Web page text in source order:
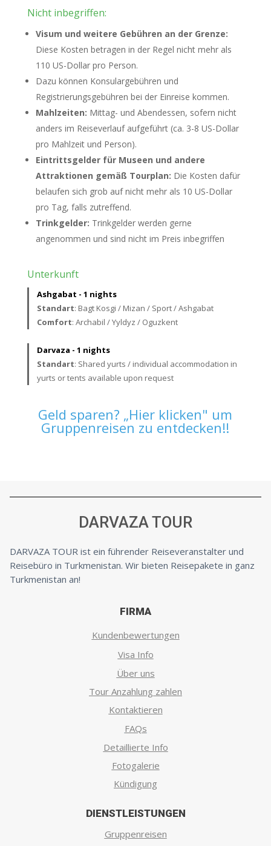
Nicht inbegriffen:
Visum und weitere Gebühren an der Grenze:
Diese Kosten betragen in der Regel nicht mehr als
110 US-Dollar pro Person.
Dazu können Konsulargebühren und
Registrierungsgebühren bei der Einreise kommen.
Mahlzeiten: Mittag- und Abendessen, sofern nicht
anders im Reiseverlauf aufgeführt (ca. 3-8 US-Dollar
pro Mahlzeit und Person).
Eintrittsgelder für Museen und andere
Attraktionen gemäß Tourplan: Die Kosten dafür
belaufen sich grob auf nicht mehr als 10 US-Dollar
pro Tag, falls zutreffend.
Trinkgelder: Trinkgelder werden gerne
angenommen und sind nicht im Preis inbegriffen
Unterkunft
Ashgabat - 1 nights
Standart: Bagt Kosgi / Mizan / Sport / Ashgabat
Comfort: Archabil / Yyldyz / Oguzkent
Darvaza - 1 nights
Standart: Shared yurts / individual accommodation in
yurts or tents available upon request
Geld sparen? „Hier klicken" um
Gruppenreisen zu entdecken!!
DARVAZA TOUR
DARVAZA TOUR ist ein führender Reiseveranstalter und
Reisebüro in Turkmenistan. Wir bieten Reisepakete in ganz
Turkmenistan an!
FIRMA
Kundenbewertungen
Visa Info
Über uns
Tour Anzahlung zahlen
Kontaktieren
FAQs
Detaillierte Info
Fotogalerie
Kündigung
DIENSTLEISTUNGEN
Gruppenreisen